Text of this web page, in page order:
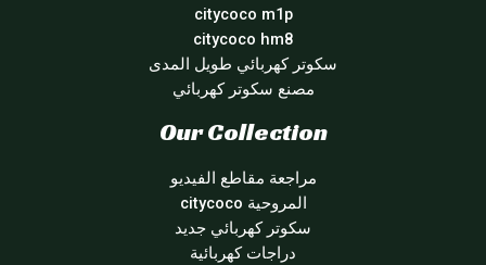
citycoco m1p
citycoco hm8
سكوتر كهربائي طويل المدى
مصنع سكوتر كهربائي
Our Collection
مراجعة مقاطع الفيديو
المروحية citycoco
سكوتر كهربائي جديد
دراجات كهربائية